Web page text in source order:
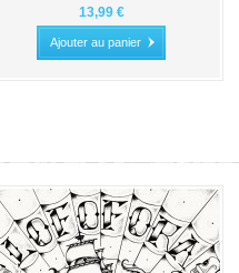
13,99 €
Ajouter au panier